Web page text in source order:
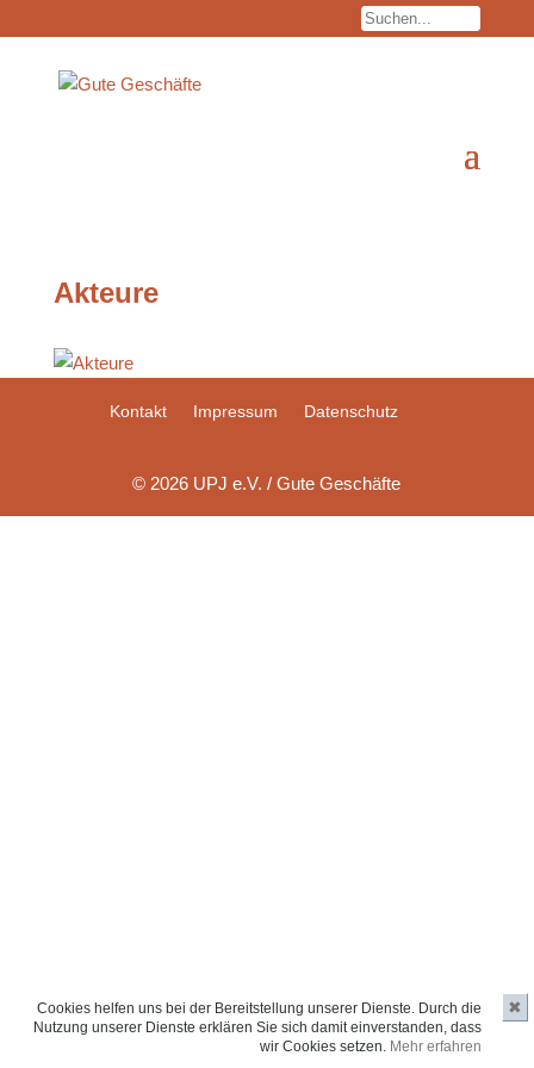
Akteure
Kontakt Impressum Datenschutz
© 2026 UPJ e.V. / Gute Geschäfte
Cookies helfen uns bei der Bereitstellung unserer Dienste. Durch die
Nutzung unserer Dienste erklären Sie sich damit einverstanden, dass
wir Cookies setzen. Mehr erfahren
✖